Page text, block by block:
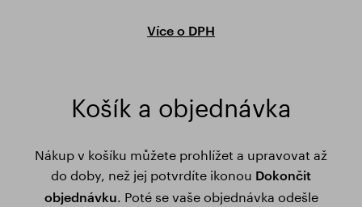
Více o DPH
Košík a objednávka
Nákup v košíku můžete prohlížet a upravovat až
do doby, než jej potvrdíte ikonou Dokončit
objednávku. Poté se vaše objednávka odešle